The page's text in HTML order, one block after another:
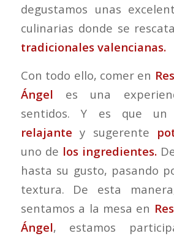
degustamos unas
culinarias donde se
tradicionales valencianas.
Con todo ello, comer en
Ángel es una
sentidos. Y es que un
relajante y sugerente
uno de los ingredientes.
hasta su gusto, pasando
textura. De esta
sentamos a la mesa en
Ángel, estamos